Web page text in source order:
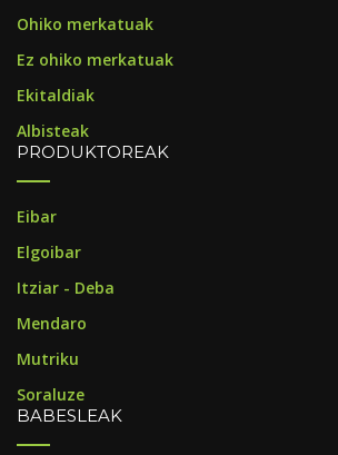
Ohiko merkatuak
Ez ohiko merkatuak
Ekitaldiak
Albisteak
PRODUKTOREAK
Eibar
Elgoibar
Itziar - Deba
Mendaro
Mutriku
Soraluze
BABESLEAK